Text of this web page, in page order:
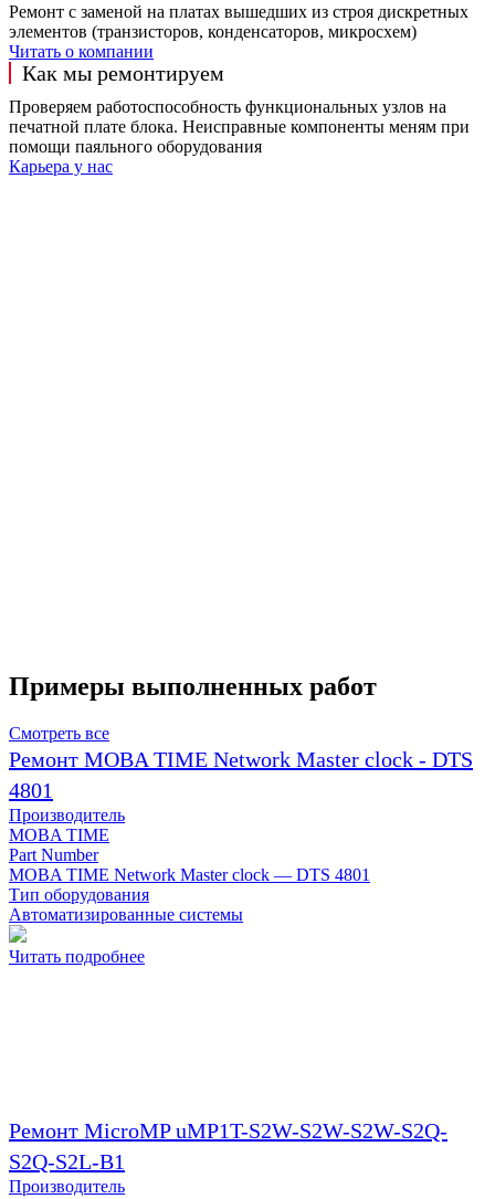
Ремонт с заменой на платах вышедших из строя дискретных
элементов (транзисторов, конденсаторов, микросхем)
Читать о компании
Как мы ремонтируем
Проверяем работоспособность функциональных узлов на
печатной плате блока. Неисправные компоненты меням при
помощи паяльного оборудования
Карьера у нас
Примеры выполненных работ
Смотреть все
Ремонт MOBA TIME Network Master clock - DTS
4801
Производитель
MOBA TIME
Part Number
MOBA TIME Network Master clock — DTS 4801
Тип оборудования
Автоматизированные системы
Читать подробнее
Ремонт MicroMP uMP1T-S2W-S2W-S2W-S2Q-
S2Q-S2L-B1
Производитель